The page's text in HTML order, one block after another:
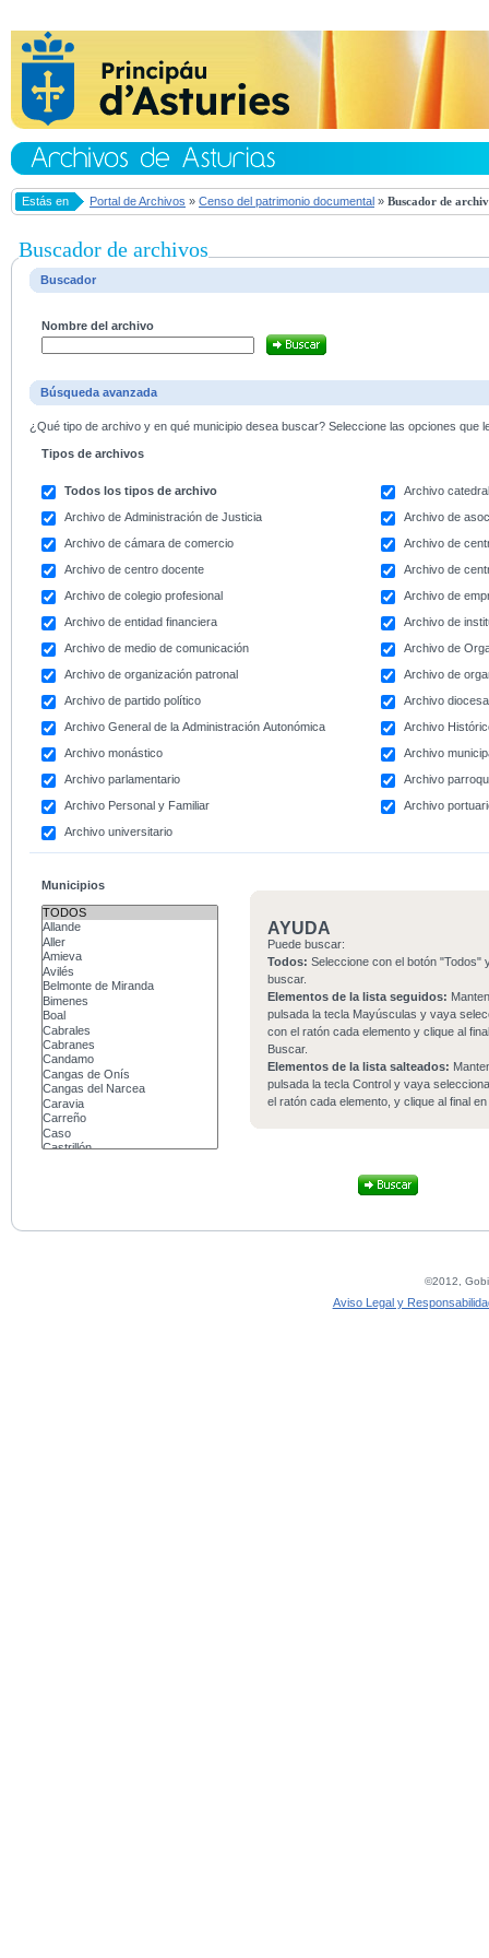
Estás en Portal de Archivos » Censo del patrimonio documental » Buscador de
Buscador de archivos
Buscador
Nombre del archivo
Búsqueda avanzada
¿Qué tipo de archivo y en qué municipio desea buscar? Seleccione las opciones que
Tipos de archivos
Todos los tipos de archivo
Archivo
Archivo de Administración de Justicia
Archivo de
Archivo de cámara de comercio
Archivo de
Archivo de centro docente
Archivo de
Archivo de colegio profesional
Archivo de
Archivo de entidad financiera
Archivo de
Archivo de medio de comunicación
Archivo de
Archivo de organización patronal
Archivo de
Archivo de partido político
Archivo
Archivo General de la Administración Autonómica
Archivo
Archivo monástico
Archivo
Archivo parlamentario
Archivo
Archivo Personal y Familiar
Archivo
Archivo universitario
Municipios
AYUDA
Puede buscar:
Todos: Seleccione con el botón "Todos"
buscar.
Elementos de la lista seguidos:
pulsada la tecla Mayúsculas y vaya
con el ratón cada elemento y clique al
Buscar.
Elementos de la lista salteados:
pulsada la tecla Control y vaya
el ratón cada elemento, y clique al final
©2012,
Aviso Legal y